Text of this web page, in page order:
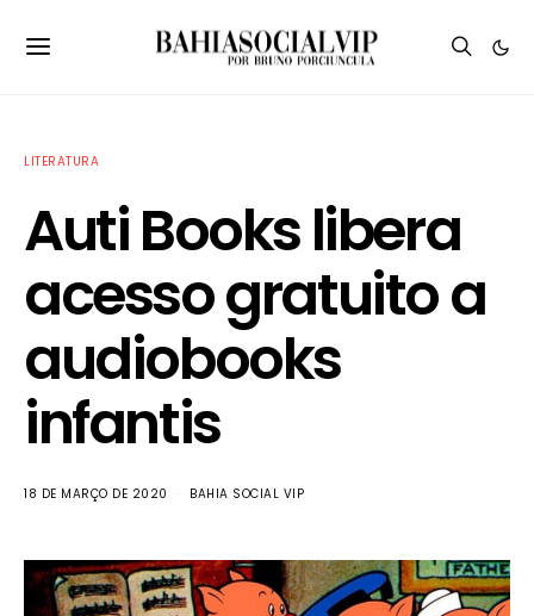
LITERATURA
Auti Books libera
acesso gratuito a
audiobooks
infantis
18 DE MARÇO DE 2020 BAHIA SOCIAL VIP